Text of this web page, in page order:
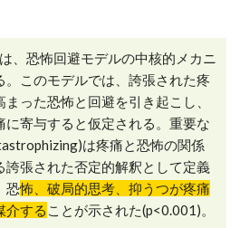
は、恐怖回避モデルの中核的メカニ
。このモデルでは、誇張された疼
った恐怖と回避を引き起こし、
に寄与すると仮定される。重要な
は疼痛と恐怖の関係
誇張された否定的解釈として定義
恐怖、破局的思考、抑うつが疼痛
介する ことが示された(p<0.001)。